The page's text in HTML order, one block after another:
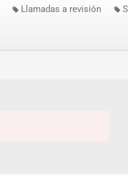
Llamadas a revisión